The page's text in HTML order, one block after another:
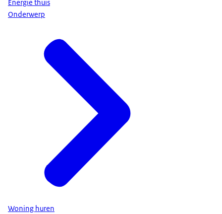
Energie thuis
Onderwerp
Woning huren